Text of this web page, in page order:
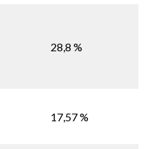
28,8 %
17,57 %